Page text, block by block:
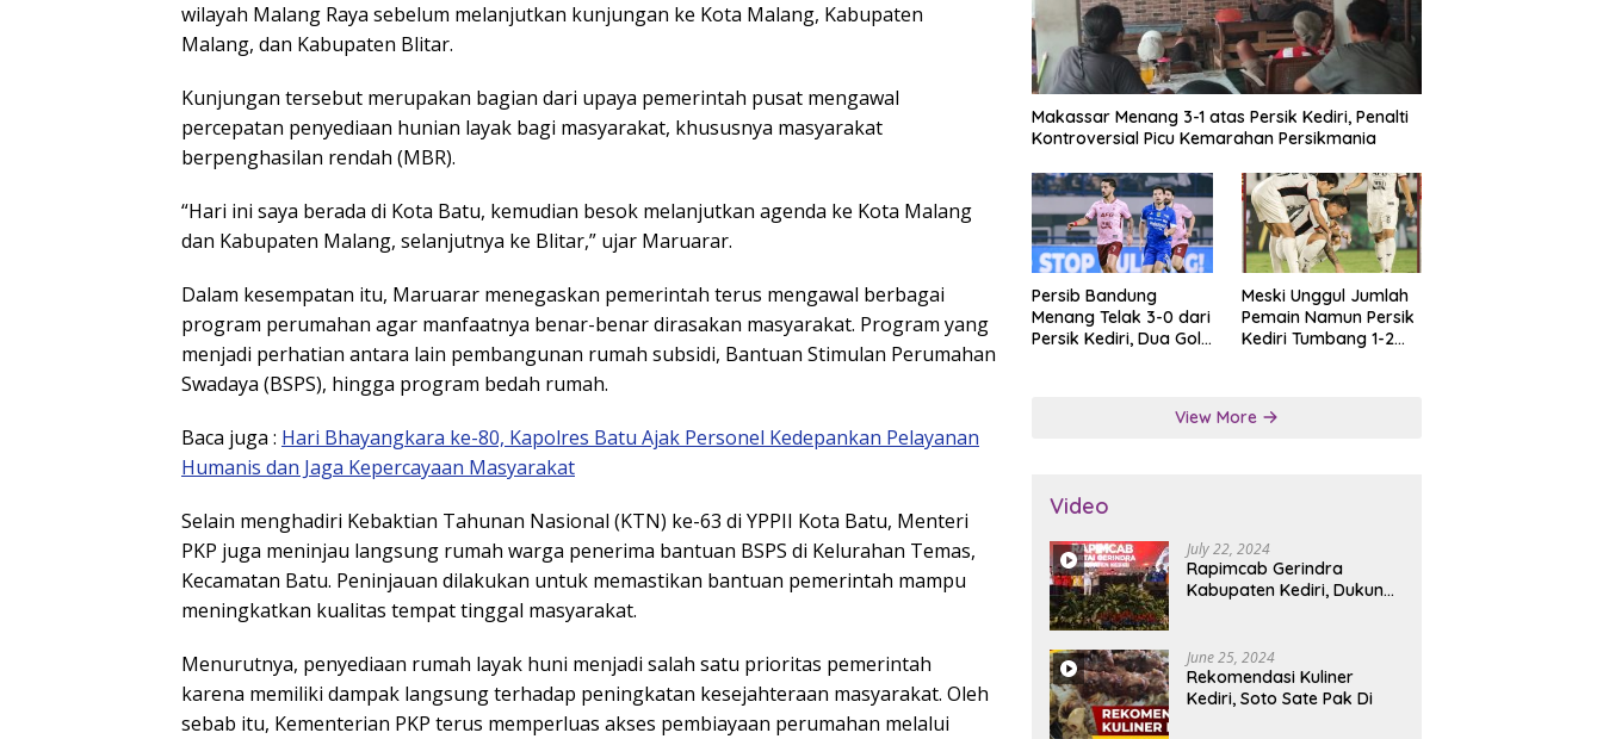
wilayah Malang Raya sebelum melanjutkan kunjungan ke Kota Malang, Kabupaten
Malang, dan Kabupaten Blitar.
Kunjungan tersebut merupakan bagian dari upaya pemerintah pusat mengawal
percepatan penyediaan hunian layak bagi masyarakat, khususnya masyarakat
berpenghasilan rendah (MBR).
“Hari ini saya berada di Kota Batu, kemudian besok melanjutkan agenda ke Kota Malang
dan Kabupaten Malang, selanjutnya ke Blitar,” ujar Maruarar.
Dalam kesempatan itu, Maruarar menegaskan pemerintah terus mengawal berbagai
program perumahan agar manfaatnya benar-benar dirasakan masyarakat. Program yang
menjadi perhatian antara lain pembangunan rumah subsidi, Bantuan Stimulan Perumahan
Swadaya (BSPS), hingga program bedah rumah.
Baca juga : Hari Bhayangkara ke-80, Kapolres Batu Ajak Personel Kedepankan Pelayanan
Humanis dan Jaga Kepercayaan Masyarakat
Selain menghadiri Kebaktian Tahunan Nasional (KTN) ke-63 di YPPII Kota Batu, Menteri
PKP juga meninjau langsung rumah warga penerima bantuan BSPS di Kelurahan Temas,
Kecamatan Batu. Peninjauan dilakukan untuk memastikan bantuan pemerintah mampu
meningkatkan kualitas tempat tinggal masyarakat.
Menurutnya, penyediaan rumah layak huni menjadi salah satu prioritas pemerintah
karena memiliki dampak langsung terhadap peningkatan kesejahteraan masyarakat. Oleh
sebab itu, Kementerian PKP terus memperluas akses pembiayaan perumahan melalui
Makassar Menang 3-1 atas Persik Kediri, Penalti
Kontroversial Picu Kemarahan Persikmania
Persib Bandung
Menang Telak 3-0 dari
Persik Kediri, Dua Gol
Meski Unggul Jumlah
Pemain Namun Persik
Kediri Tumbang 1-2
View More
Video
July 22, 2024
Rapimcab Gerindra
Kabupaten Kediri, Dukung
June 25, 2024
Rekomendasi Kuliner
Kediri, Soto Sate Pak Di